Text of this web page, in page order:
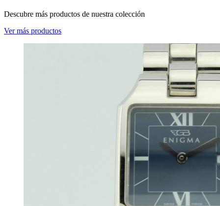
Descubre más productos de nuestra colección
Ver más productos